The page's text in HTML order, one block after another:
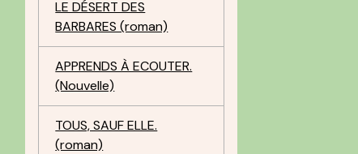
LE DÉSERT DES
BARBARES (roman)
APPRENDS À ECOUTER.
(Nouvelle)
TOUS, SAUF ELLE.
(roman)